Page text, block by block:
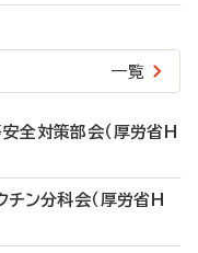
一覧
全対策部会（厚労省H
ン分科会（厚労省H